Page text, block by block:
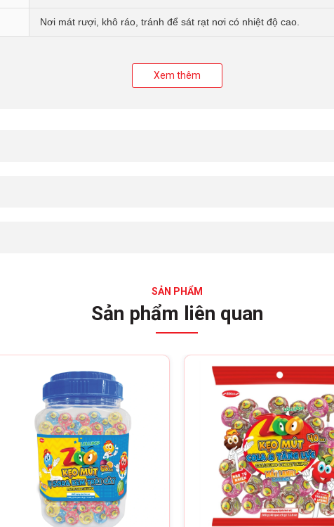
Nơi mát rượi, khô ráo, tránh để sát rạt nơi có nhiệt độ cao.
- Jelly" độc đáo mang lại trải nghiệm thú vị khi thưởng thức.
chắc chắn sẽ làm cả nhà thích mê.Xem thêm
SẢN PHẨM
Sản phẩm liên quan